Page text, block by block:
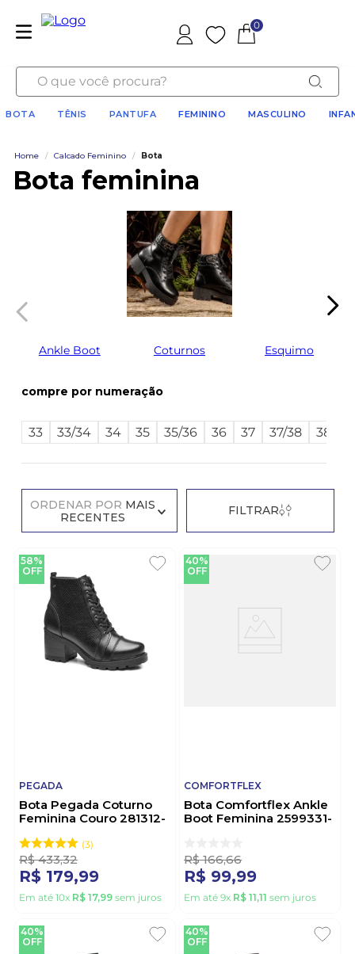
Favoritos
0
O que você procura?
BOTA TÊNIS PANTUFA FEMININO MASCULINO
Home / Calcado Feminino / Bota
Bota feminina
Ankle Boot Coturnos Esquimo
numeração
33 33/34 34 35 35/36 36 37 37/38 38
ORDENAR POR MAIS
RECENTES
FILTRAR
58%
OFF
PEGADA
Bota Pegada Coturno
Feminina Couro 281312-
3
R$ 433,32
R$ 179,99
Em até 10x R$ 17,99 sem juros
40%
OFF
COMFORTFLEX
Bota Comfortflex Ankle
Boot Feminina 2599331-
R$ 166,66
R$ 99,99
Em até 9x R$ 11,11 sem juros
40%
OFF
40%
OFF